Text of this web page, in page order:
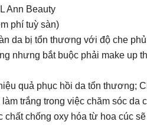
Ann Beauty
phí tuỳ sàn)
da bị tổn thương với độ che
nhưng bắt buộc phải make up
quả phục hồi da tổn thương;
trắng trong việc chăm sóc
chất chống oxy hóa từ hoa cúc